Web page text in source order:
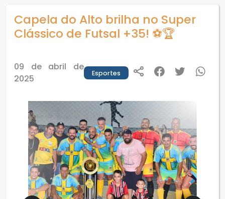
Capela do Alto brilha no Super
Clássico de Futsal +35! ⚽🏆
09 de abril de
2025
Esportes